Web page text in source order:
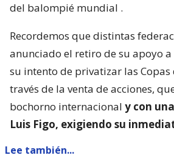
del balompié mundial .
Recordemos que distintas
anunciado el retiro de su apoyo
su intento de privatizar las
través de la venta de acciones,
bochorno internacional y con
Luis Figo, exigiendo su
Lee también...